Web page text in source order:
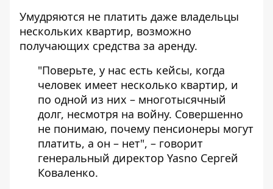
Умудряются не платить даже владельцы
нескольких квартир, возможно
получающих средства за аренду.
"Поверьте, у нас есть кейсы, когда
человек имеет несколько квартир, и
по одной из них – многотысячный
долг, несмотря на войну. Совершенно
не понимаю, почему пенсионеры могут
платить, а он – нет", – говорит
генеральный директор Yasno Сергей
Коваленко.